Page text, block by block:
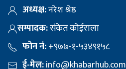
अध्यक्ष:नरेश श्रेष्ठ
सम्पादक:संकेत कोईराला
फोन नं:+९७७-१-५३४९१५८
ई-मेल:info@khabarhub.com